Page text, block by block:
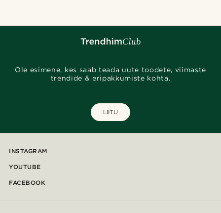
Ole esimene, kes saab teada uute toodete, viimaste
trendide & eripakkumiste kohta.
LIITU
INSTAGRAM
YOUTUBE
FACEBOOK